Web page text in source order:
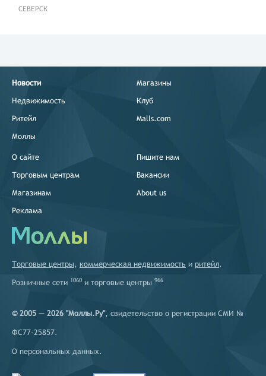
СЕВЕРСК
Новости
Недвижимость
Ритейл
Моллы
Магазины
Клуб
Malls.com
О сайте
Торговым центрам
Магазинам
Реклама
Пишите нам
Вакансии
About us
Торговые центры, коммерческая недвижимость и ритейл.
Розничные сети 1060 и торговые центры 966
© 2005 — 2026 "Моллы.Ру", свидетельство о регистрации СМИ №
ФС77-25857.
О персональных данных.